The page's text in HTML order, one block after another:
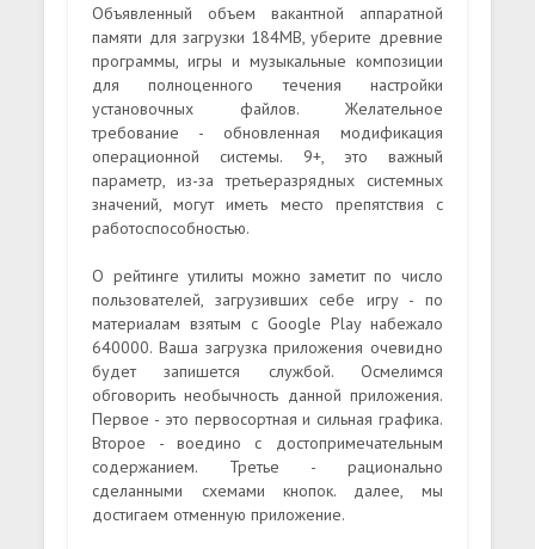
Объявленный объем вакантной аппаратной
памяти для загрузки 184MB, уберите древние
программы, игры и музыкальные композиции
для полноценного течения настройки
установочных файлов. Желательное
требование - обновленная модификация
операционной системы. 9+, это важный
параметр, из-за третьеразрядных системных
значений, могут иметь место препятствия с
работоспособностью.
О рейтинге утилиты можно заметит по число
пользователей, загрузивших себе игру - по
материалам взятым с Google Play набежало
640000. Ваша загрузка приложения очевидно
будет запишется службой. Осмелимся
обговорить необычность данной приложения.
Первое - это первосортная и сильная графика.
Второе - воедино с достопримечательным
содержанием. Третье - рационально
сделанными схемами кнопок. далее, мы
достигаем отменную приложение.